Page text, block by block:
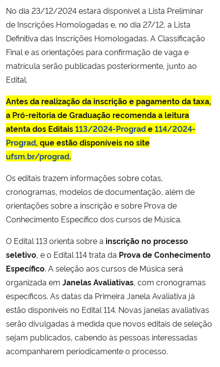
No dia 23/12/2024 estará disponível a Lista Preliminar
de Inscrições Homologadas e, no dia 27/12, a Lista
Definitiva das Inscrições Homologadas. A Classificação
Final e as orientações para confirmação de vaga e
matrícula serão publicadas posteriormente, junto ao
Edital.
Antes da realização da inscrição e pagamento da taxa,
a Pró-reitoria de Graduação recomenda a leitura
atenta dos Editais113/2024-Prograde114/2024-
Prograd, que estão disponíveis no site
ufsm.br/prograd.
Os editais trazem informações sobre cotas,
cronogramas, modelos de documentação, além de
orientações sobre a inscrição e sobre Prova de
Conhecimento Específico dos cursos de Música.
O Edital 113 orienta sobre a inscrição no processo
seletivo, e o Edital 114 trata da Prova de Conhecimento
Específico. A seleção aos cursos de Música será
organizada em Janelas Avaliativas, com cronogramas
específicos. As datas da Primeira Janela Avaliativa já
estão disponíveis no Edital 114. Novas janelas avaliativas
serão divulgadas à medida que novos editais de seleção
sejam publicados, cabendo às pessoas interessadas
acompanharem periodicamente o processo.